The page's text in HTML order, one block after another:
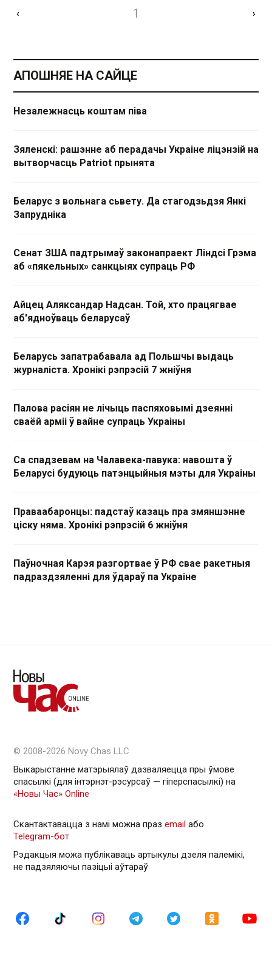
‹ 1 ›
АПОШНЯЕ НА САЙЦЕ
Незалежнасць коштам піва
Зяленскі: рашэнне аб перадачы Украіне ліцэнзій на
вытворчасць Patriot прынята
Беларус з вольнага сьвету. Да стагодзьдзя Янкі
Запрудніка
Сенат ЗША падтрымаў законапраект Ліндсі Грэма
аб «пякельных» санкцыях супраць РФ
Айцец Аляксандар Надсан. Той, хто працягвае
аб'ядноўваць беларусаў
Беларусь запатрабавала ад Польшчы выдаць
журналіста. Хронікі рэпрэсій 7 жніўня
Палова расіян не лічыць паспяховымі дзеянні
сваёй арміі ў вайне супраць Украіны
Са спадзевам на Чалавека-павука: навошта ў
Беларусі будуюць патэнцыйныя мэты для Украіны
Праваабаронцы: падстаў казаць пра змяншэнне
ціску няма. Хронікі рэпрэсій 6 жніўня
Паўночная Карэя разгортвае ў РФ свае ракетныя
падраздзяленні для ўдараў па Украіне
© 2008-2026 Novy Chas LLC
Выкарыстанне матэрыялаў дазваляецца пры ўмове
спасылкі (для інтэрнэт-рэсурсаў — гiперспасылкi) на
«Новы Час» Online
Скантактавацца з намі можна праз email або
Telegram-бот
Рэдакцыя можа публікаваць артыкулы дзеля палемікі,
не падзяляючы пазіцыі аўтараў